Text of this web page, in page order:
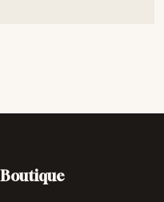
Boutique